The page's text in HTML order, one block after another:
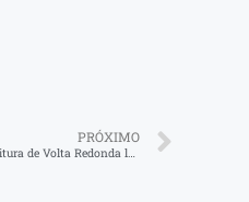
PRÓXIMO
Prefeitura de Volta Redonda lança edital de concurso público para enfermeiro e técnico de enfermagem